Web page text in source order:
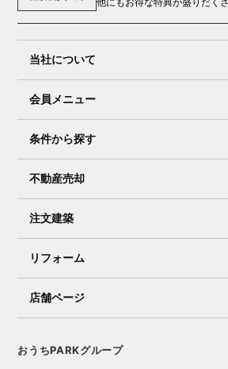
当社について
会員メニュー
条件から探す
不動産売却
注文建築
リフォーム
店舗ページ
おうちPARKグループ